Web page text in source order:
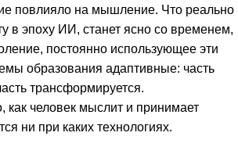
повлияло на мышление. Что реально
в эпоху ИИ, станет ясно со временем,
постоянно использующее эти
образования адаптивные: часть
трансформируется.
как человек мыслит и принимает
ни при каких технологиях.